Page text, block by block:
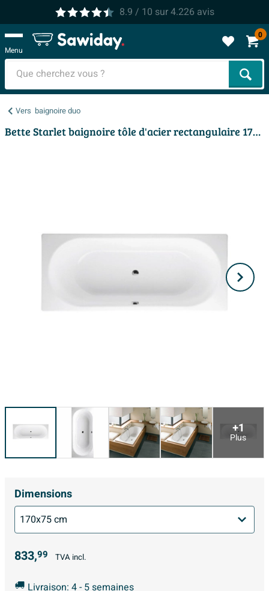
8.9 / 10 sur4.226 avis
Menu
0
Vers baignoire duo
Bette Starlet baignoire tôle d'acier rectangulaire 170x75x42cm blanc
+1
Plus
Dimensions
833,99 TVA incl.
Livraison: 4 - 5 semaines